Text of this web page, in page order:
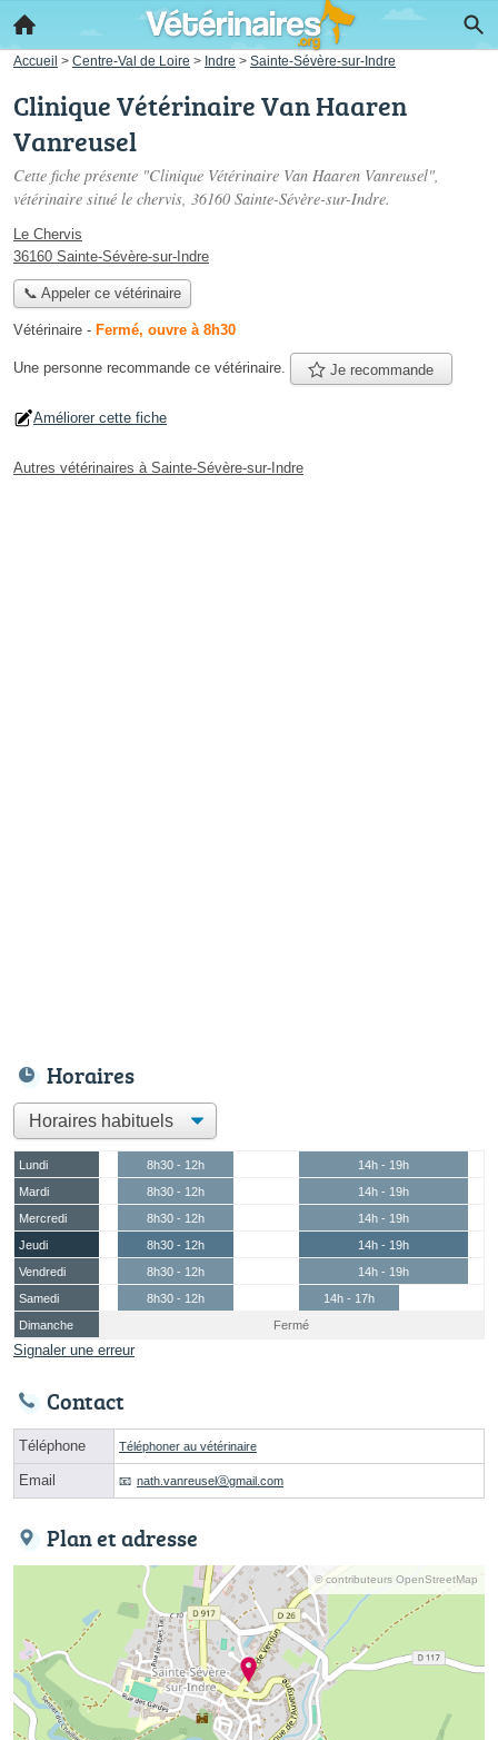
Accueil > Centre-Val de Loire > Indre > Sainte-Sévère-sur-Indre
Clinique Vétérinaire Van Haaren
Vanreusel
Cette fiche présente "Clinique Vétérinaire Van Haaren Vanreusel",
vétérinaire situé le chervis, 36160 Sainte-Sévère-sur-Indre.
Le Chervis
36160 Sainte-Sévère-sur-Indre
📞 Appeler ce vétérinaire
Vétérinaire - Fermé, ouvre à 8h30
Une personne recommande ce vétérinaire. Je recommande
Améliorer cette fiche
Autres vétérinaires à Sainte-Sévère-sur-Indre
Horaires
Lundi 8h30 - 12h
14h - 19h
Mardi
8h30 - 12h
14h - 19h
Mercredi
8h30 - 12h
14h - 19h
Jeudi
8h30 - 12h
14h - 19h
Vendredi
8h30 - 12h
14h - 19h
Samedi
8h30 - 12h
14h - 17h
Dimanche
Fermé
Signaler une erreur
Contact
Téléphone Téléphoner au vétérinaire
Email nath.vanreuselⓐgmail.com
Plan et adresse
© contributeurs OpenStreetMap